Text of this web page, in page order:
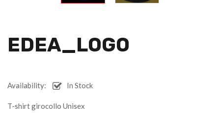
EDEA_LOGO
Availability: In Stock
T-shirt girocollo Unisex